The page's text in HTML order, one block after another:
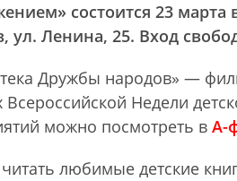
состоится 23 марта
ул. Ленина, 25. Вход
Дружбы народов» —
Всероссийской Недели
можно посмотреть в А-
любимые детские